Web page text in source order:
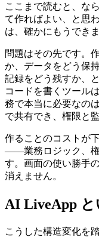
ここまで読むと、な
て作ればよい、と思
は、確かにもうできま
問題はその先です。
か、データをどう保
記録をどう残すか、
コードを書くツール
務で本当に必要なの
で共有でき、権限と
作ることのコストが
——業務ロジック、
す。画面の使い勝手
消えません。
AI LiveApp と
こうした構造変化を